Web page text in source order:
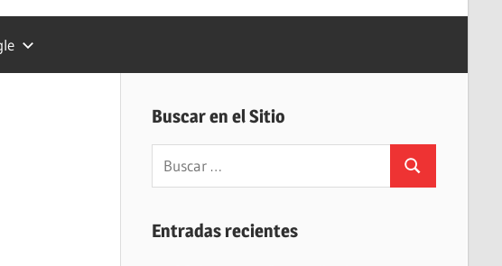
Buscar en el Sitio
Buscar:
Buscar
Entradas recientes